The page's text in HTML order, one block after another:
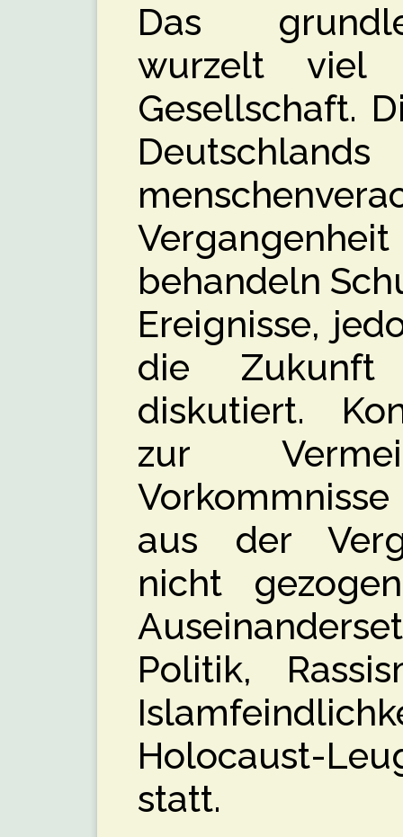
Das
wurzelt viel
Gesellschaft.
Deutschlands
Vergangenheit
behandeln
Ereignisse,
die Zukunft
diskutiert.
zur
aus der
nicht
Politik,
Holocaust-
statt.